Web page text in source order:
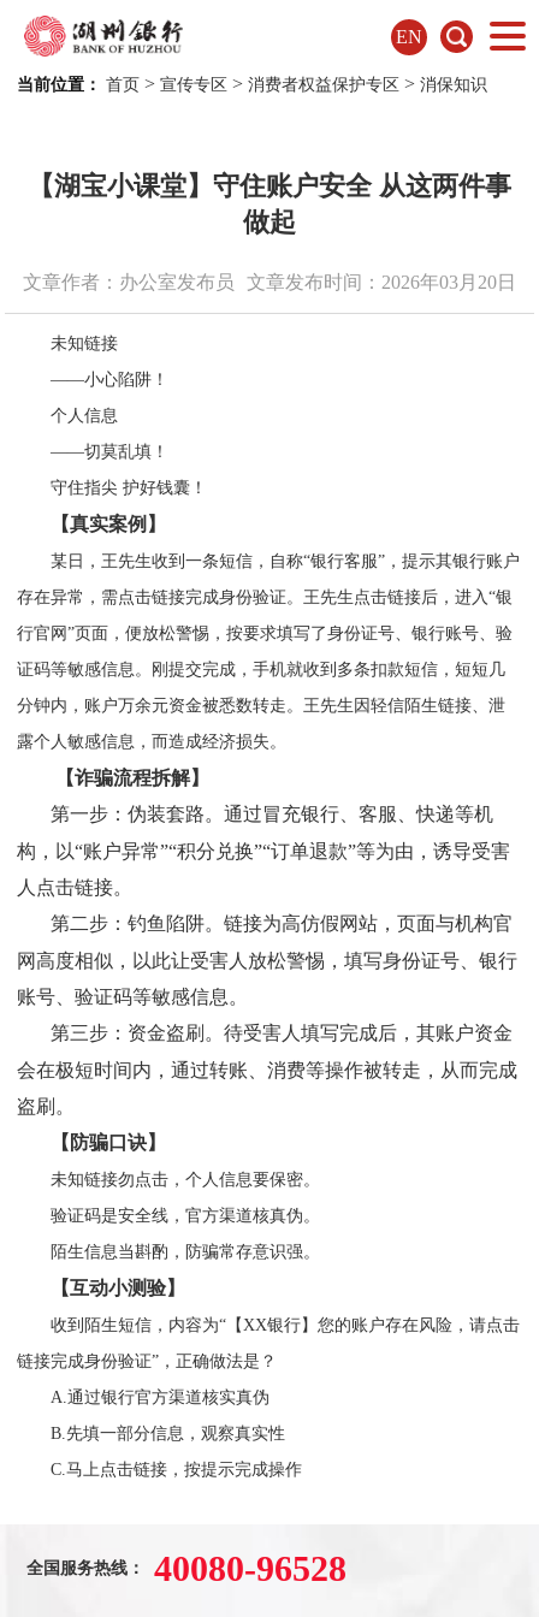
EN
当前位置： 首页 >宣传专区 >消费者权益保护专区 >消保知识
【湖宝小课堂】守住账户安全 从这两件事
做起
文章作者：办公室发布员 文章发布时间：2026年03月20日
未知链接
——小心陷阱！
个人信息
——切莫乱填！
守住指尖 护好钱囊！
【真实案例 】
某日，王先生收到一条短信，自称“银行客服”，提示其银行账户
存在异常，需点击链接完成身份验证。王先生点击链接后，进入“银
行官网”页面，便放松警惕，按要求填写了身份证号、银行账号、验
证码等敏感信息。刚提交完成，手机就收到多条扣款短信，短短几
分钟内，账户万余元资金被悉数转走。王先生因轻信陌生链接、泄
露个人敏感信息，而造成经济损失。
【诈骗流程拆解】
第一步：伪装套路。通过冒充银行、客服、快递等机
构，以“账户异常”“积分兑换”“订单退款”等为由，诱导受害
人点击链接。
第二步：钓鱼陷阱。链接为高仿假网站，页面与机构官
网高度相似，以此让受害人放松警惕，填写身份证号、银行
账号、验证码等敏感信息。
第三步：资金盗刷。待受害人填写完成后，其账户资金
会在极短时间内，通过转账、消费等操作被转走，从而完成
盗刷。
【 防骗口诀】
未知链接勿点击，个人信息要保密。
验证码是安全线，官方渠道核真伪。
陌生信息当斟酌，防骗常存意识强。
【互动小测验】
收到陌生短信，内容为“【XX银行】您的账户存在风险，请点击
链接完成身份验证”，正确做法是？
A.通过银行官方渠道核实真伪
B.先填一部分信息，观察真实性
C.马上点击链接，按提示完成操作
全国服务热线： 40080-96528